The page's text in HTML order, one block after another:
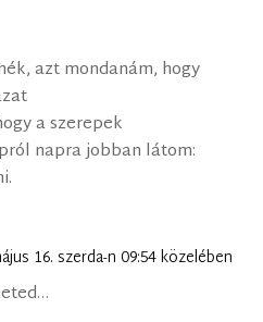
azt mondanám, hogy
a szerepek
napra jobban látom:
16. szerda-n 09:54 közelében